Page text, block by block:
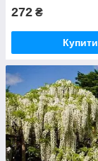
272 ₴
Купити